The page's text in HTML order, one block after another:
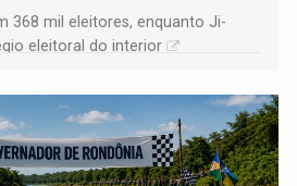
368 mil eleitores, enquanto Ji-
eleitoral do interior